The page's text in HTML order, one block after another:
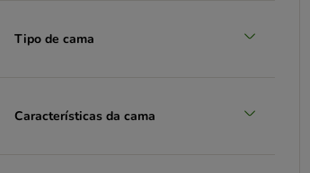
Tipo de cama
Características da cama